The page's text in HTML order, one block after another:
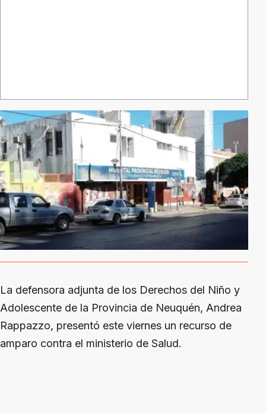
La defensora adjunta de los Derechos del Niño y
Adolescente de la Provincia de Neuquén, Andrea
Rappazzo, presentó este viernes un recurso de
amparo contra el ministerio de Salud.